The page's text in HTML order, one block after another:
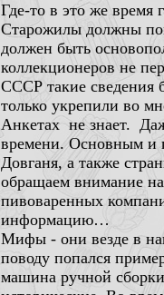
Где-то в это же время
Старожилы должны
должен быть
коллекционеров не
СССР такие сведения
только укрепили во
Анкетах не знает.
времени. Основным и
Довганя, а также
обращаем внимание
пивоваренных
информацию…
Мифы - они везде в
поводу попался
машина ручной